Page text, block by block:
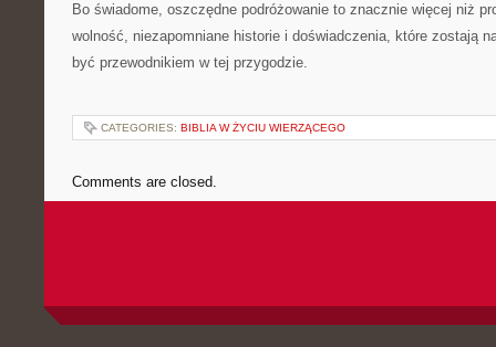
Bo świadome, oszczędne podróżowanie to znacznie więcej niż
wolność, niezapomniane historie i doświadczenia, które zostają
być przewodnikiem w tej przygodzie.
CATEGORIES: BIBLIA W ŻYCIU WIERZĄCEGO
Comments are closed.